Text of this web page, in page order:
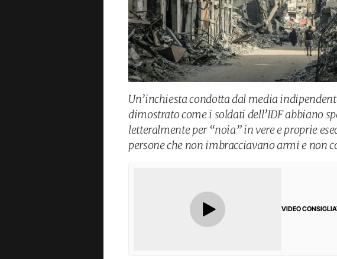
Un’inchiesta condotta dal media
dimostrato come i soldati dell’IDF abbiano
letteralmente per “noia” in vere e proprie
persone che non imbracciavano armi e non
VIDEO